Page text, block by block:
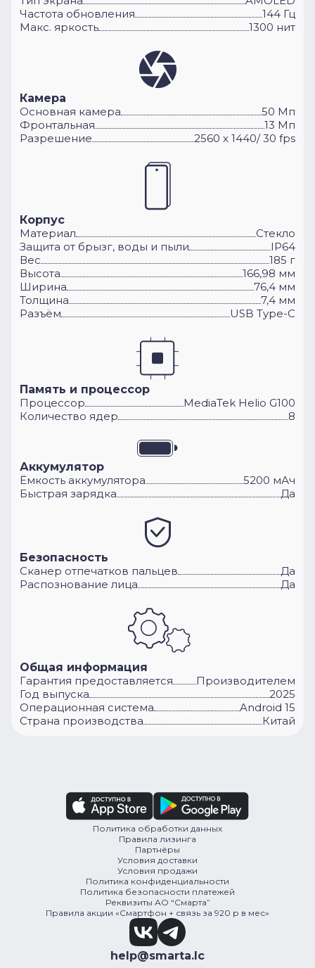
Частота обновления
144 Гц
Макс. яркость
1300 нит
Камера
Основная камера
50 Мп
Фронтальная
13 Мп
Разрешение
2560 x 1440/ 30 fps
Корпус
Материал
Стекло
Защита от брызг, воды и пыли
IP64
Вес
185 г
Высота
166,98 мм
Ширина
76,4 мм
Толщина
7,4 мм
Разъём
USB Type-C
Память и процессор
Процессор
MediaTek Helio G100
Количество ядер
8
Аккумулятор
Ёмкость аккумулятора
5200 мАч
Быстрая зарядка
Да
Безопасность
Сканер отпечатков пальцев
Да
Распознование лица
Да
Общая информация
Гарантия предоставляется
Производителем
Год выпуска
2025
Операционная система
Android 15
Cтрана производства
Китай
Политика обработки данных
Правила лизинга
Партнёры
Условия доставки
Условия продажи
Политика конфиденциальности
Политика безопасности платежей
Реквизиты АО “Смарта”
Правила акции «Смартфон + связь за 920 р в мес»
help@smarta.lc